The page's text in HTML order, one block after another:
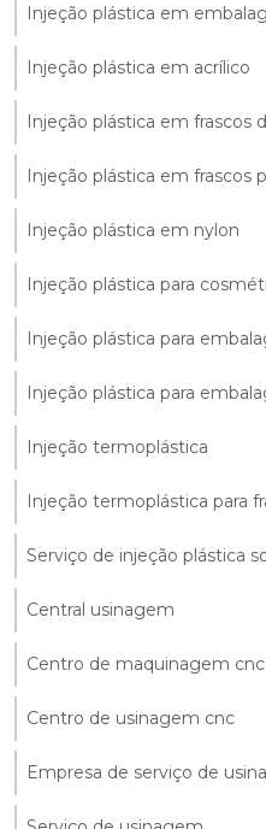
Injeção plástica em
Injeção plástica em acrílico
Injeção plástica em frascos
Injeção plástica em frascos
Injeção plástica em nylon
Injeção plástica para
Injeção plástica para
Injeção plástica para
Injeção termoplástica
Injeção termoplástica para
Serviço de injeção plástica
Central usinagem
Centro de maquinagem cnc
Centro de usinagem cnc
Empresa de serviço de